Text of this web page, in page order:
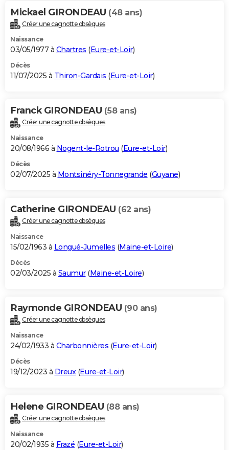
Mickael GIRONDEAU (48 ans)
Créer une cagnotte obsèques
Naissance
03/05/1977 à Chartres (Eure-et-Loir)
Décès
11/07/2025 à Thiron-Gardais (Eure-et-Loir)
Franck GIRONDEAU (58 ans)
Créer une cagnotte obsèques
Naissance
20/08/1966 à Nogent-le-Rotrou (Eure-et-Loir)
Décès
02/07/2025 à Montsinéry-Tonnegrande (Guyane)
Catherine GIRONDEAU (62 ans)
Créer une cagnotte obsèques
Naissance
15/02/1963 à Longué-Jumelles (Maine-et-Loire)
Décès
02/03/2025 à Saumur(Maine-et-Loire)
Raymonde GIRONDEAU (90 ans)
Créer une cagnotte obsèques
Naissance
24/02/1933 à Charbonnières (Eure-et-Loir)
Décès
19/12/2023 à Dreux(Eure-et-Loir)
Helene GIRONDEAU (88 ans)
Créer une cagnotte obsèques
Naissance
20/02/1935 à Frazé (Eure-et-Loir)